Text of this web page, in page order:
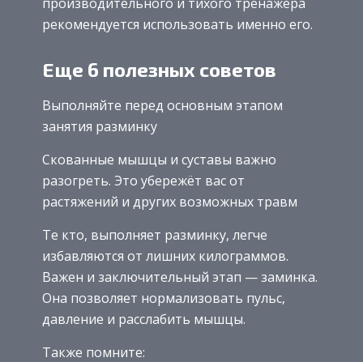
рекомендуется использовать именно его.
Еще 6 полезных советов
Выполняйте перед основным этапом
занятия разминку
Скованные мышцы и суставы важно
разогреть. Это убережёт вас от
растяжений и других возможных травм
Те кто, выполняет разминку, легче
избавляются от лишних килограммов.
Важен и заключительный этап — заминка.
Она позволяет нормализовать пульс,
давление и расслабить мышцы.
Также помните: